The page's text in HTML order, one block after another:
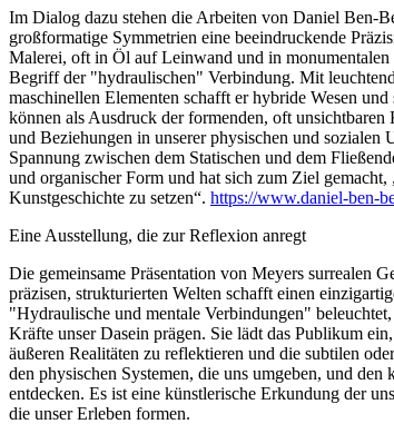
Im Dialog dazu stehen die Arbeiten von Daniel Ben-
großformatige Symmetrien eine beeindruckende
Malerei, oft in Öl auf Leinwand und in monumentalen
Begriff der "hydraulischen" Verbindung. Mit
maschinellen Elementen schafft er hybride Wesen
können als Ausdruck der formenden, oft
und Beziehungen in unserer physischen und
Spannung zwischen dem Statischen und dem
und organischer Form und hat sich zum Ziel
Kunstgeschichte zu setzen“. https://www.daniel-ben-
Eine Ausstellung, die zur Reflexion anregt
Die gemeinsame Präsentation von Meyers surrealen
präzisen, strukturierten Welten schafft einen
"Hydraulische und mentale Verbindungen"
Kräfte unser Dasein prägen. Sie lädt das Publikum
äußeren Realitäten zu reflektieren und die subtilen
den physischen Systemen, die uns umgeben, und
entdecken. Es ist eine künstlerische Erkundung der
die unser Erleben formen.